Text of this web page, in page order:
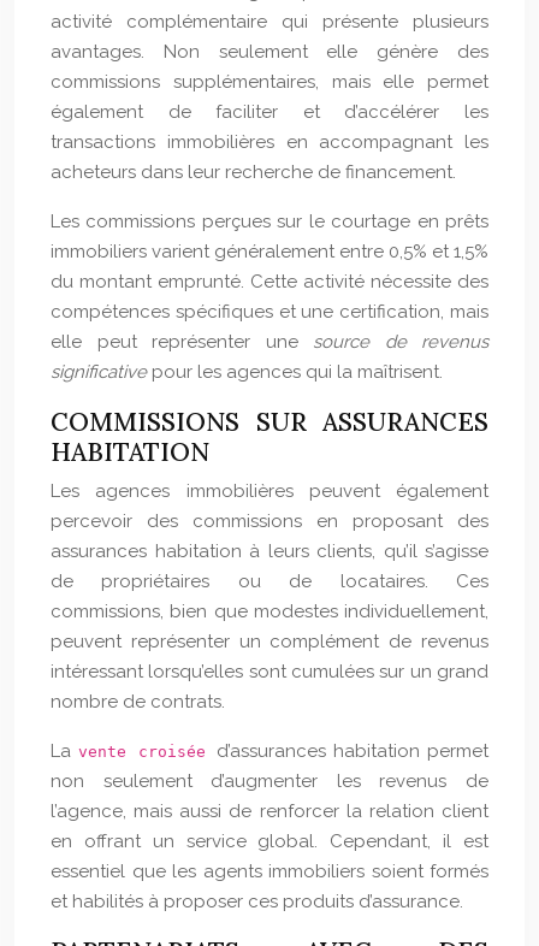
activité complémentaire qui présente plusieurs
avantages. Non seulement elle génère des
commissions supplémentaires, mais elle permet
également de faciliter et d’accélérer les
transactions immobilières en accompagnant les
acheteurs dans leur recherche de financement.
Les commissions perçues sur le courtage en prêts
immobiliers varient généralement entre 0,5% et 1,5%
du montant emprunté. Cette activité nécessite des
compétences spécifiques et une certification, mais
elle peut représenter une source de revenus
significative pour les agences qui la maîtrisent.
COMMISSIONS SUR ASSURANCES
HABITATION
Les agences immobilières peuvent également
percevoir des commissions en proposant des
assurances habitation à leurs clients, qu’il s’agisse
de propriétaires ou de locataires. Ces
commissions, bien que modestes individuellement,
peuvent représenter un complément de revenus
intéressant lorsqu’elles sont cumulées sur un grand
nombre de contrats.
La vente croisée d’assurances habitation permet
non seulement d’augmenter les revenus de
l’agence, mais aussi de renforcer la relation client
en offrant un service global. Cependant, il est
essentiel que les agents immobiliers soient formés
et habilités à proposer ces produits d’assurance.